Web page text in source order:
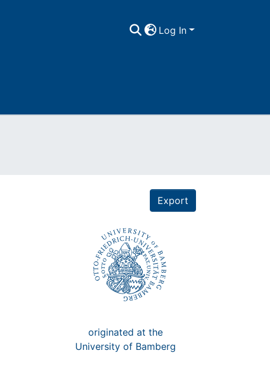
Log In
Export
originated at the
University of Bamberg